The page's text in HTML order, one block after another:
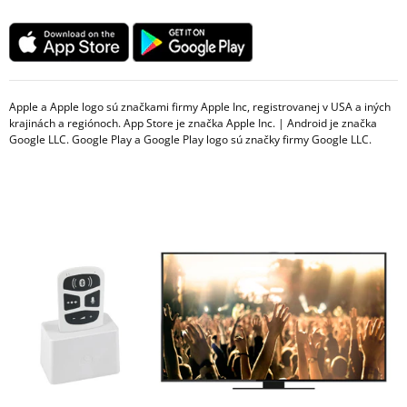
Apple a Apple logo sú značkami firmy Apple Inc, registrovanej v USA a iných
krajinách a regiónoch. App Store je značka Apple Inc. | Android je značka
Google LLC. Google Play a Google Play logo sú značky firmy Google LLC.